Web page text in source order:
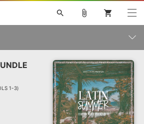
ト »
search
・レン V4X 巡音ルカ V4X
MEIKO V3
TOONTRACK
SPITFIRE AUDIO
3
ライセンスフリーBGM
ボーカル抜き出し
DUBSTEP
MUTANT
ROUTER.FM
attach_file shopping_cart
1-3)